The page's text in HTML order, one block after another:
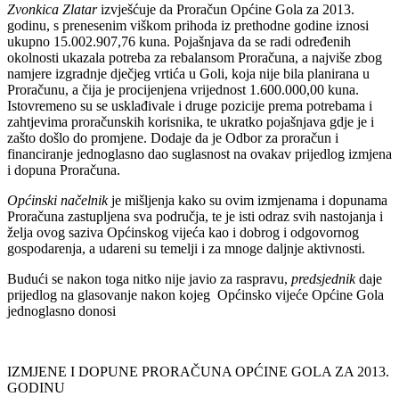
Zvonkica Zlatarizvješćuje da Proračun Općine Gola za 2013.
godinu, s prenesenim viškom prihoda iz prethodne godine iznosi
ukupno 15.002.907,76 kuna. Pojašnjava da se radi određenih
okolnosti ukazala potreba za rebalansom Proračuna, a najviše zbog
namjere izgradnje dječjeg vrtića u Goli, koja nije bila planirana u
Proračunu, a čija je procijenjena vrijednost 1.600.000,00 kuna.
Istovremeno su se usklađivale i druge pozicije prema potrebama i
zahtjevima proračunskih korisnika, te ukratko pojašnjava gdje je i
zašto došlo do promjene. Dodaje da je Odbor za proračun i
financiranje jednoglasno dao suglasnost na ovakav prijedlog izmjena
i dopuna Proračuna.
Općinski načelnikje mišljenja kako su ovim izmjenama i dopunama
Proračuna zastupljena sva područja, te je isti odraz svih nastojanja i
želja ovog saziva Općinskog vijeća kao i dobrog i odgovornog
gospodarenja, a udareni su temelji i za mnoge daljnje aktivnosti.
Budući se nakon toga nitko nije javio za raspravu, predsjednikdaje
prijedlog na glasovanje nakon kojeg Općinsko vijeće Općine Gola
jednoglasno donosi
IZMJENE I DOPUNE PRORAČUNA OPĆINE GOLA ZA 2013.
GODINU